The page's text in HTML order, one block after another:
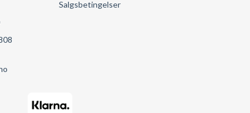
Salgsbetingelser